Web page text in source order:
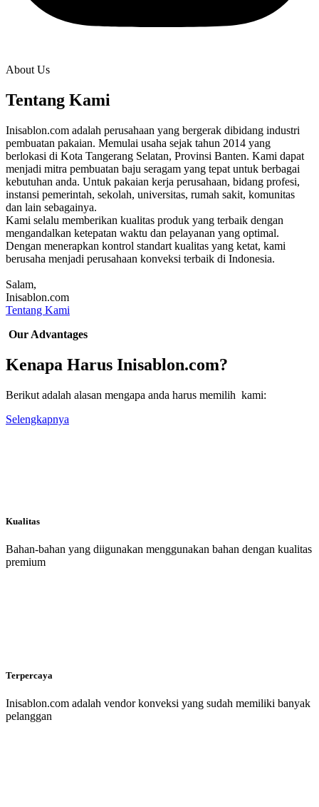
About Us
Tentang Kami
Inisablon.com adalah perusahaan yang bergerak dibidang industri
pembuatan pakaian. Memulai usaha sejak tahun 2014 yang
berlokasi di Kota Tangerang Selatan, Provinsi Banten. Kami dapat
menjadi mitra pembuatan baju seragam yang tepat untuk berbagai
kebutuhan anda. Untuk pakaian kerja perusahaan, bidang profesi,
instansi pemerintah, sekolah, universitas, rumah sakit, komunitas
dan lain sebagainya.
Kami selalu memberikan kualitas produk yang terbaik dengan
mengandalkan ketepatan waktu dan pelayanan yang optimal.
Dengan menerapkan kontrol standart kualitas yang ketat, kami
berusaha menjadi perusahaan konveksi terbaik di Indonesia.
Salam,
Inisablon.com
Tentang Kami
Our Advantages
Kenapa Harus Inisablon.com?
Berikut adalah alasan mengapa anda harus memilih kami:
Selengkapnya
Kualitas
Bahan-bahan yang diigunakan menggunakan bahan dengan kualitas
premium
Terpercaya
Inisablon.com adalah vendor konveksi yang sudah memiliki banyak
pelanggan